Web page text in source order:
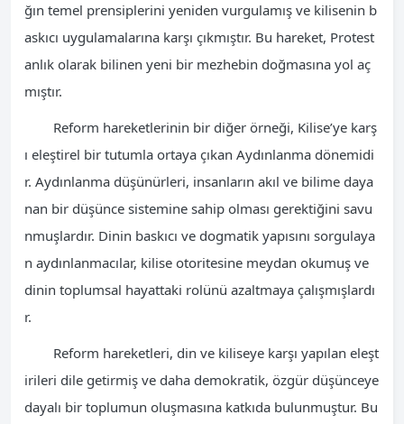
ğın temel prensiplerini yeniden vurgulamış ve kilisenin b
askıcı uygulamalarına karşı çıkmıştır. Bu hareket, Protest
anlık olarak bilinen yeni bir mezhebin doğmasına yol aç
mıştır.
Reform hareketlerinin bir diğer örneği, Kilise’ye karş
ı eleştirel bir tutumla ortaya çıkan Aydınlanma dönemidi
r. Aydınlanma düşünürleri, insanların akıl ve bilime daya
nan bir düşünce sistemine sahip olması gerektiğini savu
nmuşlardır. Dinin baskıcı ve dogmatik yapısını sorgulaya
n aydınlanmacılar, kilise otoritesine meydan okumuş ve
dinin toplumsal hayattaki rolünü azaltmaya çalışmışlardı
r.
Reform hareketleri, din ve kiliseye karşı yapılan eleşt
irileri dile getirmiş ve daha demokratik, özgür düşünceye
dayalı bir toplumun oluşmasına katkıda bulunmuştur. Bu